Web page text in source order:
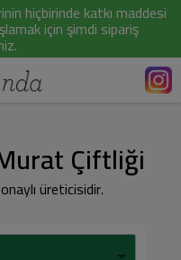
hiçbirinde katkı maddesi
için şimdi sipariş
Çiftliği
üreticisidir.